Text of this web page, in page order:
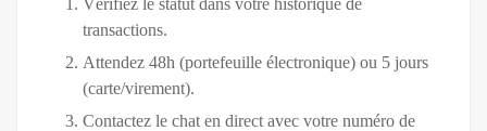
Vérifiez le statut dans votre historique de
transactions.
Attendez 48h (portefeuille électronique) ou 5 jours
(carte/virement).
Contactez le chat en direct avec votre numéro de